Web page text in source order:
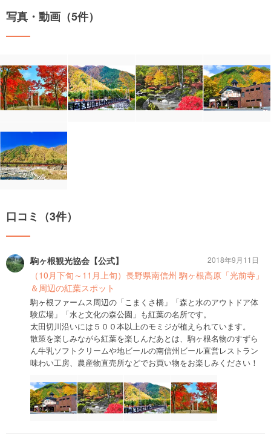
写真・動画（5件）
口コミ（3件）
駒ヶ根観光協会【公式】
（10月下旬～11月上旬）長野県南信州 駒ヶ根高原「光前寺」
＆周辺の紅葉スポット
駒ヶ根ファームス周辺の「こまくさ橋」「森と水のアウトドア体
験広場」「水と文化の森公園」も紅葉の名所です。
太田切川沿いには５００本以上のモミジが植えられています。
散策を楽しみながら紅葉を楽しんだあとは、駒ヶ根名物のすずら
ん牛乳ソフトクリームや地ビールの南信州ビール直営レストラン
味わい工房、農産物直売所などでお買い物をお楽しみください！
2018年9月11日